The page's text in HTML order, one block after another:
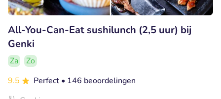
All-You-Can-Eat sushilunch (2,5 uur) bij
Genki
Za
Zo
9.5
Perfect • 146 beoordelingen